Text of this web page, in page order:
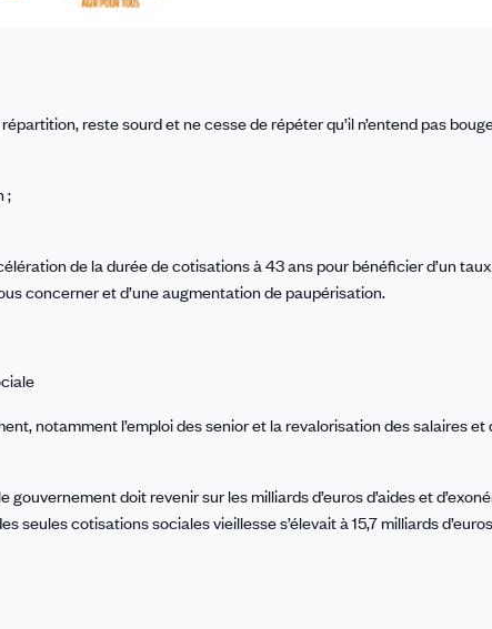
reste sourd et ne cesse de répéter qu’il n’entend pas
;
de la durée de cotisations à 43 ans pour bénéficier d’un
concerner et d’une augmentation de paupérisation.
notamment l’emploi des senior et la revalorisation des salaires et
doit revenir sur les milliards d’euros d’aides et
seules cotisations sociales vieillesse s’élevait à 15,7 milliards